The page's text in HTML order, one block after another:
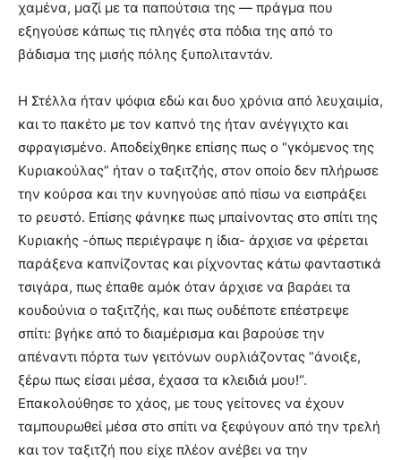
χαμένα, μαζί με τα παπούτσια της — πράγμα που
εξηγούσε κάπως τις πληγές στα πόδια της από το
βάδισμα της μισής πόλης ξυπολιταντάν.
Η Στέλλα ήταν ψόφια εδώ και δυο χρόνια από λευχαιμία,
και το πακέτο με τον καπνό της ήταν ανέγγιχτο και
σφραγισμένο. Αποδείχθηκε επίσης πως ο “γκόμενος της
Κυριακούλας” ήταν ο ταξιτζής, στον οποίο δεν πλήρωσε
την κούρσα και την κυνηγούσε από πίσω να εισπράξει
το ρευστό. Επίσης φάνηκε πως μπαίνοντας στο σπίτι της
Κυριακής -όπως περιέγραψε η ίδια- άρχισε να φέρεται
παράξενα καπνίζοντας και ρίχνοντας κάτω φανταστικά
τσιγάρα, πως έπαθε αμόκ όταν άρχισε να βαράει τα
κουδούνια ο ταξιτζής, και πως ουδέποτε επέστρεψε
σπίτι: βγήκε από το διαμέρισμα και βαρούσε την
απέναντι πόρτα των γειτόνων ουρλιάζοντας “άνοιξε,
ξέρω πως είσαι μέσα, έχασα τα κλειδιά μου!“.
Επακολούθησε το χάος, με τους γείτονες να έχουν
ταμπουρωθεί μέσα στο σπίτι να ξεφύγουν από την τρελή
και τον ταξιτζή που είχε πλέον ανέβει να την